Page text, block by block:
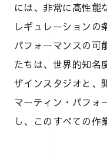
には、非常に高性能
レギュレーションの
パフォーマンスの可
たちは、世界的知名
ザインスタジオと、
マーティン・パフォ
し、このすべての作